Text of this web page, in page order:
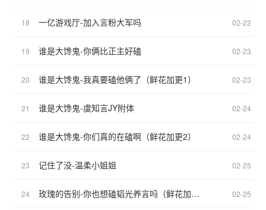
18 一亿游戏厅-加入言粉大军吗 02-22
19 谁是大馋鬼-你俩比正主好磕 02-23
20 谁是大馋鬼-我真要磕他俩了（鲜花加更1） 02-23
21 谁是大馋鬼-虞知言JY附体 02-24
22 谁是大馋鬼-你们真的在磕啊（鲜花加更2） 02-24
23 记住了没-温柔小姐姐 02-25
24 玫瑰的告别-你也想磕韬光养言吗（鲜花加更3） 02-25